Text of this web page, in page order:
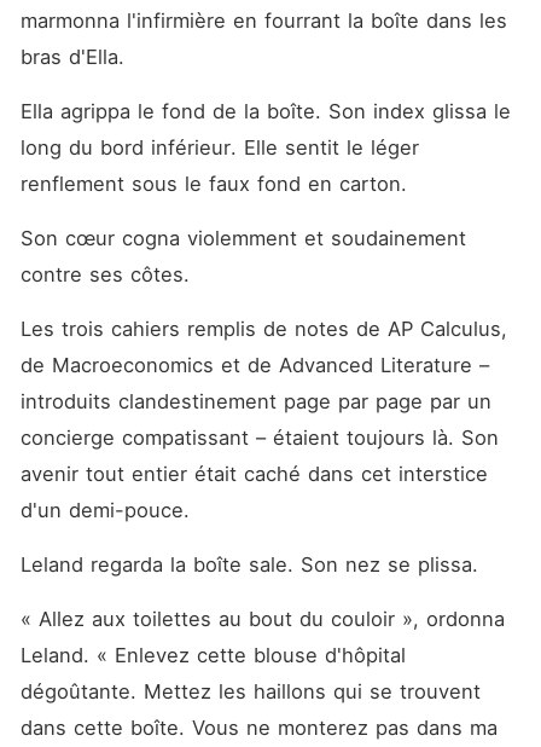
marmonna l'infirmière en fourrant la boîte dans les
bras d'Ella.
Ella agrippa le fond de la boîte. Son index glissa le
long du bord inférieur. Elle sentit le léger
renflement sous le faux fond en carton.
Son cœur cogna violemment et soudainement
contre ses côtes.
Les trois cahiers remplis de notes de AP Calculus,
de Macroeconomics et de Advanced Literature –
introduits clandestinement page par page par un
concierge compatissant – étaient toujours là. Son
avenir tout entier était caché dans cet interstice
d'un demi-pouce.
Leland regarda la boîte sale. Son nez se plissa.
« Allez aux toilettes au bout du couloir », ordonna
Leland. « Enlevez cette blouse d'hôpital
dégoûtante. Mettez les haillons qui se trouvent
dans cette boîte. Vous ne monterez pas dans ma